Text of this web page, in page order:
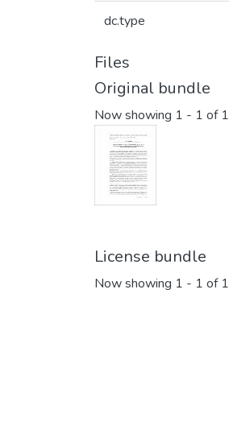
dc.type
Files
Original bundle
Now showing 1 - 1 of 1
License bundle
Now showing 1 - 1 of 1